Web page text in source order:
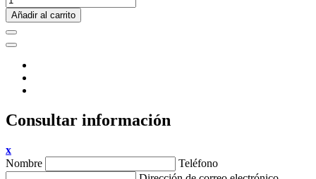
Añadir al carrito
Consultar información
x
Nombre
Teléfono